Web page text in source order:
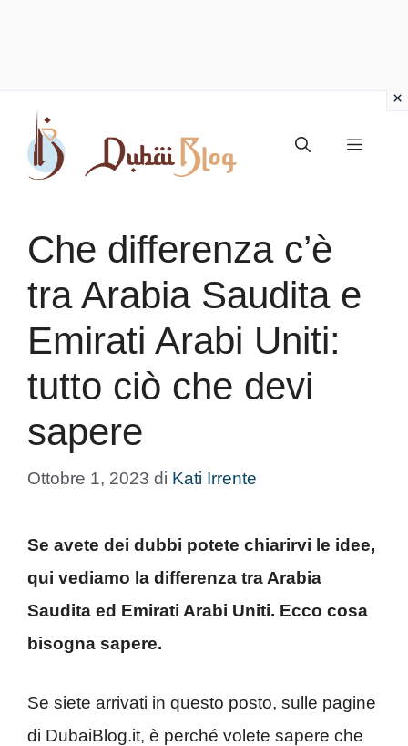
contenuto
Menu
Che differenza c’è
tra Arabia Saudita e
Emirati Arabi Uniti:
tutto ciò che devi
sapere
Ottobre 1, 2023 di Kati Irrente
Se avete dei dubbi potete chiarirvi le idee,
qui vediamo la differenza tra Arabia
Saudita ed Emirati Arabi Uniti. Ecco cosa
bisogna sapere.
Se siete arrivati in questo posto, sulle pagine
di DubaiBlog.it, è perché volete sapere che